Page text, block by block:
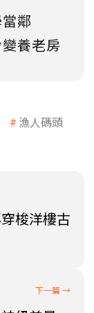
鄰
養老房
漁人碼頭
梭洋樓古